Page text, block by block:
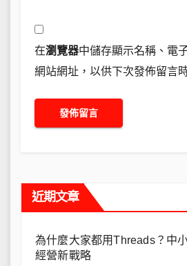
在瀏覽器中儲存顯示名稱、電
網站網址，以供下次發佈留言
近期文章
為什麼大家都用Threads？中
經營新戰略